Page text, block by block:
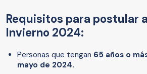
Requisitos para postular
Invierno 2024:
Personas que tengan 65 años o
mayo de 2024.